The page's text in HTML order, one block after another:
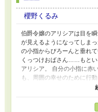
櫻野くるみ
伯爵令嬢のアリシアは目を
が見えるようになってしま
の小指からびろーんと垂れ
くっつけおばさん……もとい
アリシア。 自分の小指に赤
も、周囲の幸せのために行
も——？ 赤い糸が見えるよ
ドを迎えるお話です。 完結